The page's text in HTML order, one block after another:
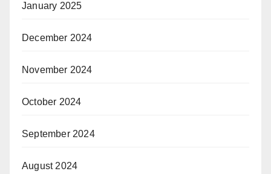
January 2025
December 2024
November 2024
October 2024
September 2024
August 2024